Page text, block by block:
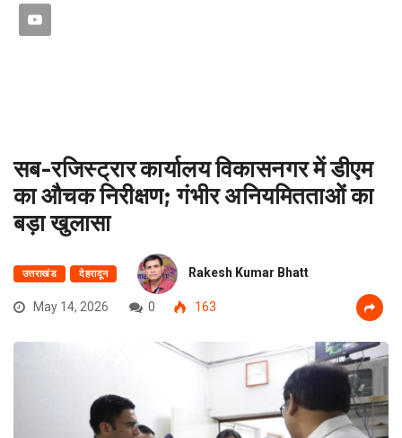
सब-रजिस्ट्रार कार्यालय विकासनगर में डीएम
का औचक निरीक्षण; गंभीर अनियमितताओं का
बड़ा खुलासा
उत्तराखंड देहरादून Rakesh Kumar Bhatt
May 14, 2026 0 163